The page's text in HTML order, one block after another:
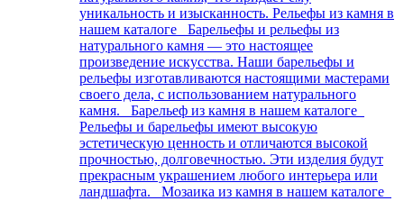
уникальность и изысканность. Рельефы из камня в
нашем каталоге Барельефы и рельефы из
натурального камня — это настоящее
произведение искусства. Наши барельефы и
рельефы изготавливаются настоящими мастерами
своего дела, с использованием натурального
камня. Барельеф из камня в нашем каталоге
Рельефы и барельефы имеют высокую
эстетическую ценность и отличаются высокой
прочностью, долговечностью. Эти изделия будут
прекрасным украшением любого интерьера или
ландшафта. Мозаика из камня в нашем каталоге